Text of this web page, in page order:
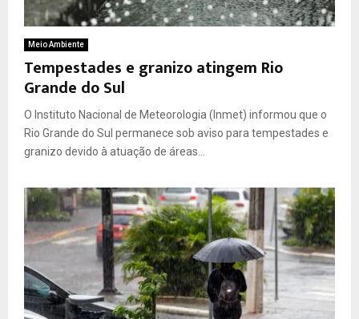
Meio Ambiente
Tempestades e granizo atingem Rio
Grande do Sul
O Instituto Nacional de Meteorologia (Inmet) informou que o
Rio Grande do Sul permanece sob aviso para tempestades e
granizo devido à atuação de áreas...